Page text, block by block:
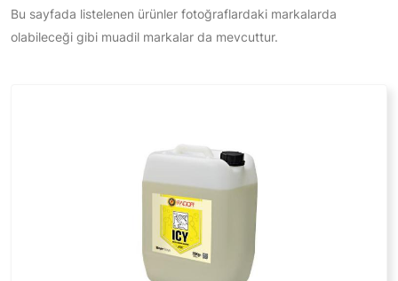
Bu sayfada listelenen ürünler fotoğraflardaki markalarda
olabileceği gibi muadil markalar da mevcuttur.